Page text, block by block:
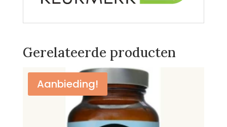
Gerelateerde producten
Aanbieding!